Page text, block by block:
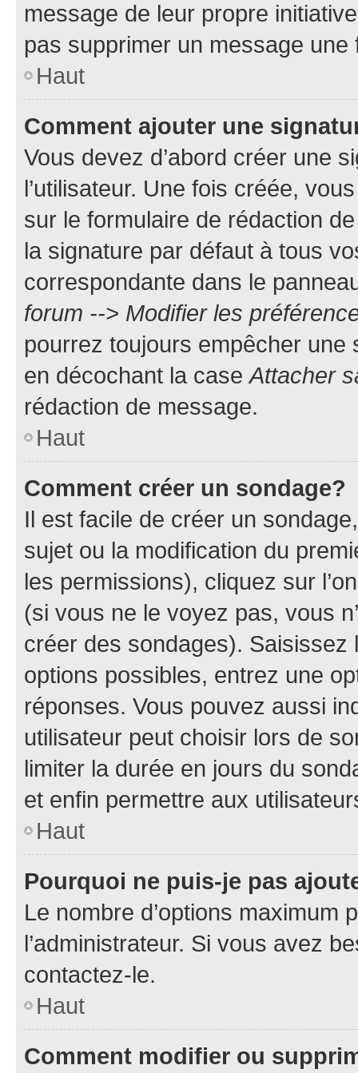
message de leur propre
pas supprimer un message une
Haut
Comment ajouter une
Vous devez d’abord créer une
l’utilisateur. Une fois créée,
sur le formulaire de rédaction
la signature par défaut à tous
correspondante dans le
forum --> Modifier les
pourrez toujours empêcher une
en décochant la caseAttacher
rédaction de message.
Haut
Comment créer un sondage?
Il est facile de créer un
sujet ou la modification du
les permissions), cliquez sur
(si vous ne le voyez pas, vous
créer des sondages).
options possibles, entrez une
réponses. Vous pouvez aussi
utilisateur peut choisir lors de
limiter la durée en jours du
et enfin permettre aux
Haut
Pourquoi ne puis-je pas
Le nombre d’options maximum
l’administrateur. Si vous avez
contactez-le.
Haut
Comment modifier ou